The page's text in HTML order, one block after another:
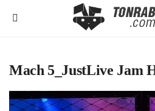
Mach 5_JustLive Jam